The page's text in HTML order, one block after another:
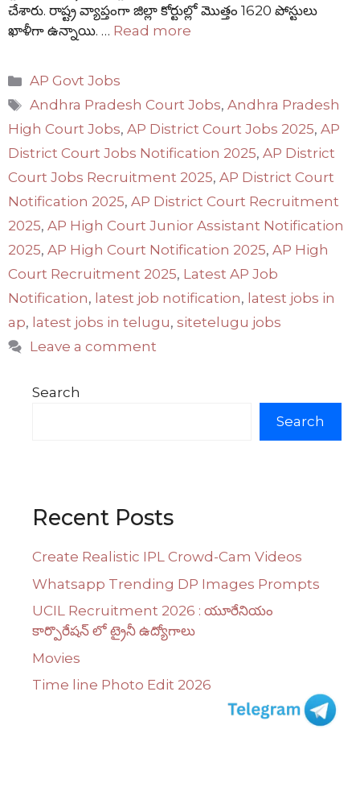
చేశారు. రాష్ట్ర వ్యాప్తంగా జిల్లా కోర్టుల్లో మొత్తం 1620 పోస్టులు
ఖాళీగా ఉన్నాయి. … Read more
Categories
AP Govt Jobs
Tags
Andhra Pradesh Court Jobs,Andhra Pradesh
High Court Jobs, AP District Court Jobs 2025, AP
District Court Jobs Notification 2025, AP District
Court Jobs Recruitment 2025, AP District Court
Notification 2025, AP District Court Recruitment
2025, AP High Court Junior Assistant Notification
2025, AP High Court Notification 2025, AP High
Court Recruitment 2025, Latest AP Job
Notification, latest job notification, latest jobs in
ap, latest jobs in telugu, sitetelugu jobs
Leave a comment
Search
Search
Recent Posts
Create Realistic IPL Crowd-Cam Videos
Whatsapp Trending DP Images Prompts
UCIL Recruitment 2026 : యూరేనియం
కార్పొరేషన్ లో ట్రైనీ ఉద్యోగాలు
Movies
Time line Photo Edit 2026